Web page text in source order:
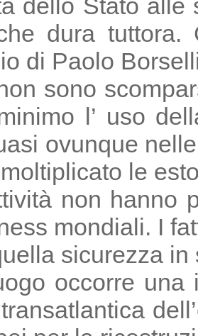
dello Stato alle
dura
di Paolo
sono
l’ uso
ovunque
le
non hanno
mondiali. I
sicurezza
occorre